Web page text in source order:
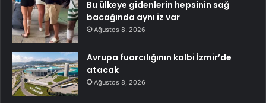
Bu ülkeye gidenlerin hepsinin sağ
bacağında aynı iz var
Ağustos 8, 2026
Avrupa fuarcılığının kalbi İzmir’de
atacak
Ağustos 8, 2026